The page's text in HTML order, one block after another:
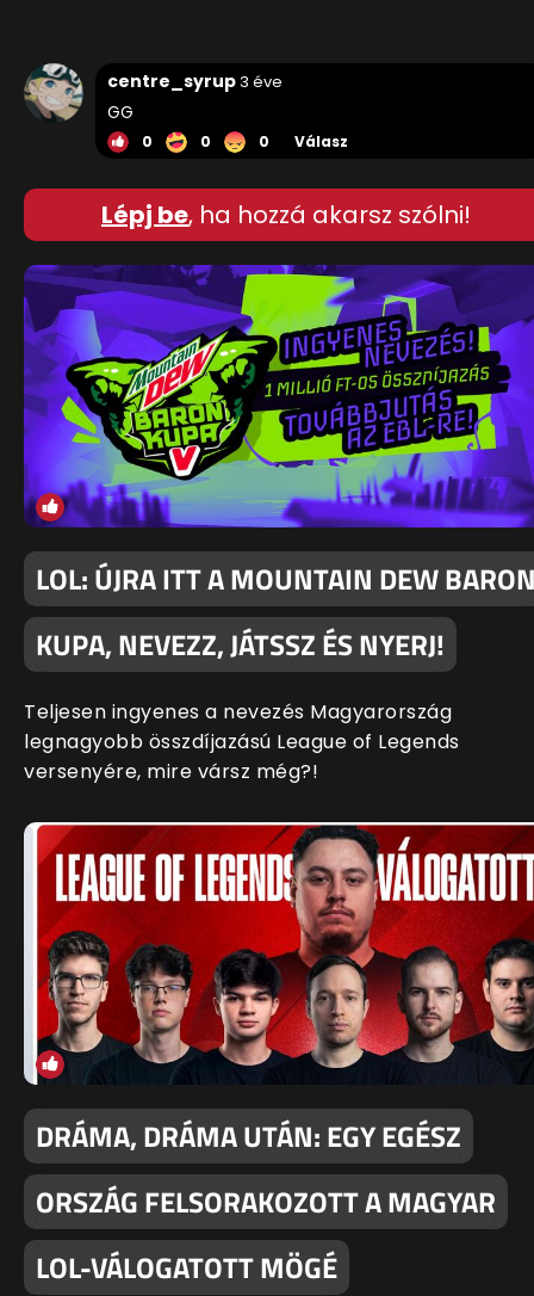
centre_syrup3 éve
GG
0 0 0 Válasz
Lépj be, ha hozzá akarsz szólni!
LOL: ÚJRA ITT A MOUNTAIN DEW
KUPA, NEVEZZ, JÁTSSZ ÉS NYERJ!
Teljesen ingyenes a nevezés Magyarország
legnagyobb összdíjazású League of Legends
versenyére, mire vársz még?!
DRÁMA, DRÁMA UTÁN: EGY EGÉSZ
ORSZÁG FELSORAKOZOTT A MAGYAR
LOL-VÁLOGATOTT MÖGÉ